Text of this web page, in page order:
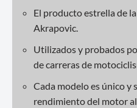
El producto estrella de
Akrapovic.
Utilizados y probados
de carreras de
Cada modelo es único y
rendimiento del motor